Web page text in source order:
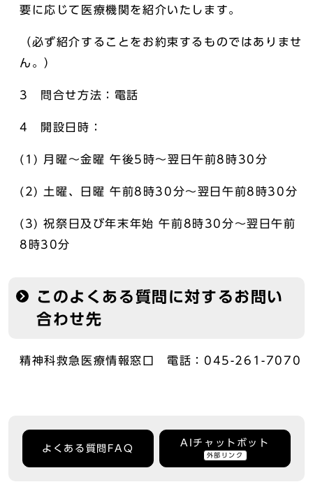
要に応じて医療機関を紹介いたします。
（必ず紹介することをお約束するものではありませ
ん。）
3 問合せ方法：電話
4 開設日時：
(1) 月曜～金曜 午後5時～翌日午前8時30分
(2) 土曜、日曜 午前8時30分～翌日午前8時30分
(3) 祝祭日及び年末年始 午前8時30分～翌日午前
8時30分
このよくある質問に対するお問い
合わせ先
精神科救急医療情報窓口 電話：045-261-7070
よくある質問FAQ
AIチャットボット
外部リンク